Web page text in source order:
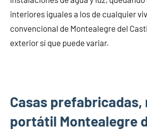
interiores iguales a los de cualquier
convencional de Montealegre del
exterior sí que puede variar.
Casas prefabricadas,
portátil Montealegre